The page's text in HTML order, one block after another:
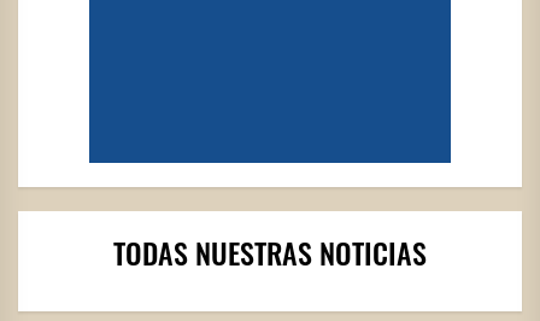
TODAS NUESTRAS NOTICIAS